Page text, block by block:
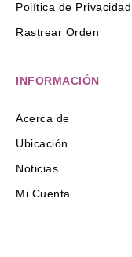
Política de Privacidad
Rastrear Orden
INFORMACIÓN
Acerca de
Ubicación
Noticias
Mi Cuenta